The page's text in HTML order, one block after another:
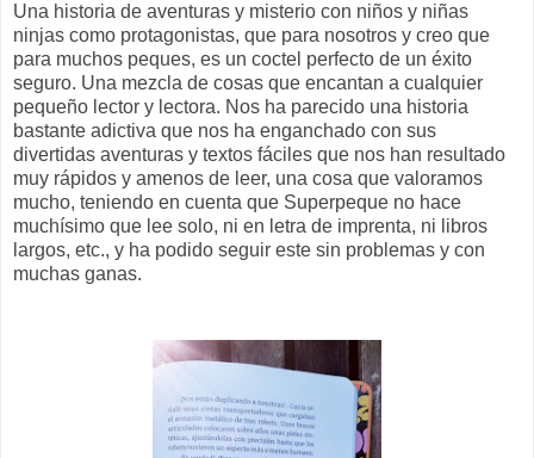
Una historia de aventuras y misterio con niños y niñas
ninjas como protagonistas, que para nosotros y creo que
para muchos peques, es un coctel perfecto de un éxito
seguro. Una mezcla de cosas que encantan a cualquier
pequeño lector y lectora. Nos ha parecido una historia
bastante adictiva que nos ha enganchado con sus
divertidas aventuras y textos fáciles que nos han resultado
muy rápidos y amenos de leer, una cosa que valoramos
mucho, teniendo en cuenta que Superpeque no hace
muchísimo que lee solo, ni en letra de imprenta, ni libros
largos, etc., y ha podido seguir este sin problemas y con
muchas ganas.